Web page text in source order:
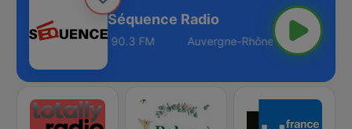
Séquence Radio
Rhône-Alpes - 90.3 FM